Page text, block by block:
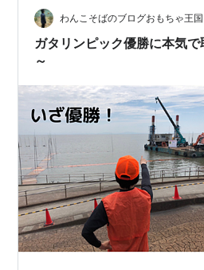
わんこそばのブログおもちゃ王国
ガタリンピック優勝に本気
～